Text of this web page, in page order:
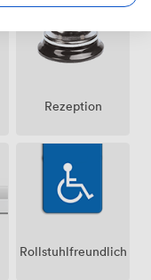
Rezeption
Rollstuhlfreundlich